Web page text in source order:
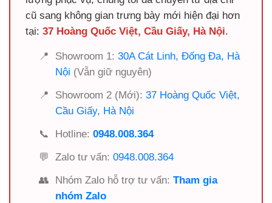
cũ sang không gian trưng bày mới hiện đại hơn
tại: 37 Hoàng Quốc Việt, Cầu Giấy, Hà Nội.
📍 Showroom 1: 30A Cát Linh, Đống Đa, Hà
Nội (Vẫn giữ nguyên)
📍
Showroom 2 (Mới): 37 Hoàng Quốc Việt,
Cầu Giấy, Hà Nội
📞
Hotline: 0948.008.364
💬
Zalo tư vấn: 0948.008.364
👥
Nhóm Zalo hỗ trợ tư vấn: Tham gia
nhóm Zalo